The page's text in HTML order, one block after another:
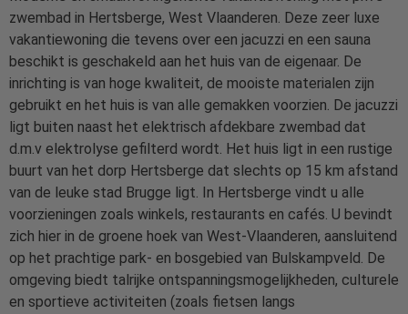
zwembad in Hertsberge, West Vlaanderen. Deze zeer luxe
vakantiewoning die tevens over een jacuzzi en een sauna
beschikt is geschakeld aan het huis van de eigenaar. De
inrichting is van hoge kwaliteit, de mooiste materialen zijn
gebruikt en het huis is van alle gemakken voorzien. De jacuzzi
ligt buiten naast het elektrisch afdekbare zwembad dat
d.m.v elektrolyse gefilterd wordt. Het huis ligt in een rustige
buurt van het dorp Hertsberge dat slechts op 15 km afstand
van de leuke stad Brugge ligt. In Hertsberge vindt u alle
voorzieningen zoals winkels, restaurants en cafés. U bevindt
zich hier in de groene hoek van West-Vlaanderen, aansluitend
op het prachtige park- en bosgebied van Bulskampveld. De
omgeving biedt talrijke ontspanningsmogelijkheden, culturele
en sportieve activiteiten (zoals fietsen langs